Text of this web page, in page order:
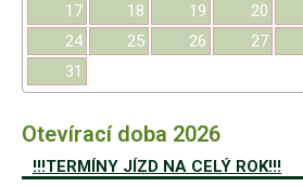
17
18 19 20
24
25 26 27
31
Otevírací doba 2026
!!!TERMÍNY JÍZD NA CELÝ ROK!!!